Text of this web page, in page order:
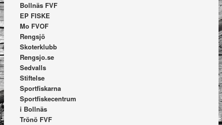
Bollnäs FVF
EP FISKE
Mo FVOF
Rengsjö
Skoterklubb
Rengsjo.se
Sedvalls
Stiftelse
Sportfiskarna
Sportfiskecentrum
i Bollnäs
Trönö FVF